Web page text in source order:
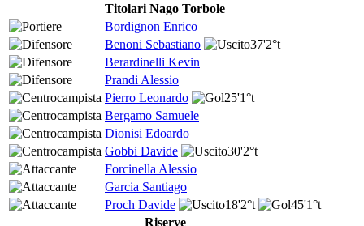
Titolari Nago Torbole
Bordignon Enrico
Benoni Sebastiano
37'2°t
Berardinelli Kevin
Prandi Alessio
Pierro Leonardo
25'1°t
Bergamo Samuele
Dionisi Edoardo
Gobbi Davide
30'2°t
Forcinella Alessio
Garcia Santiago
Proch Davide
18'2°t 45'1°t
Riserve